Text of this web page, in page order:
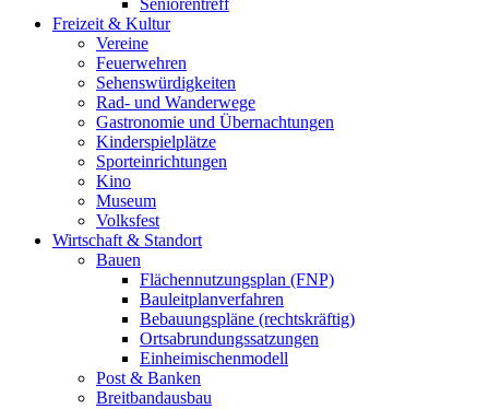
Seniorentreff
Freizeit & Kultur
Vereine
Feuerwehren
Sehenswürdigkeiten
Rad- und Wanderwege
Gastronomie und Übernachtungen
Kinderspielplätze
Sporteinrichtungen
Kino
Museum
Volksfest
Wirtschaft & Standort
Bauen
Flächennutzungsplan (FNP)
Bauleitplanverfahren
Bebauungspläne (rechtskräftig)
Ortsabrundungssatzungen
Einheimischenmodell
Post & Banken
Breitbandausbau